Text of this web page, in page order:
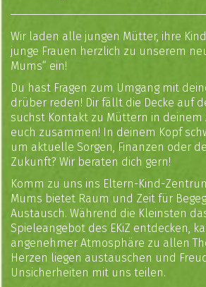
Wir laden alle jungen Mütter, ihre
junge Frauen herzlich zu unserem
Mums“ ein!
Du hast Fragen zum Umgang mit
drüber reden! Dir fällt die Decke auf
suchst Kontakt zu Müttern in deinem
euch zusammen! In deinem Kopf
um aktuelle Sorgen, Finanzen oder
Zukunft? Wir beraten dich gern!
Komm zu uns ins Eltern-Kind-
Mums bietet Raum und Zeit für
Austausch. Während die Kleinsten
Spieleangebot des EKiZ entdecken,
angenehmer Atmosphäre zu allen
Herzen liegen austauschen und
Unsicherheiten mit uns teilen.